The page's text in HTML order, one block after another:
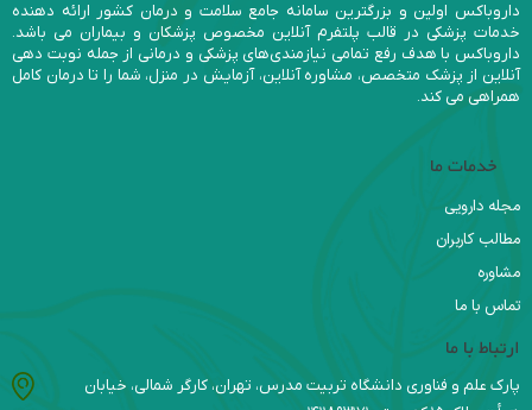
داروباکس اولین و بزرگترین سامانه جامع سلامت و درمان کشور ارائه دهنده
خدمات پزشکی در قالب پلتفرم آنلاین مخصوص پزشکان و بیماران می باشد.
داروباکس با هدف رفع تمامی نیازمندی‌های پزشکی و درمانی از جمله نوبت دهی
آنلاین از پزشک متخصص، مشاوره آنلاین، آزمایش در منزل، شما را تا درمان کامل
همراهی می کند.
خدمات ما
مجله دارویی
مطالب کاربران
مشاوره
تماس با ما
ارتباط با ما
پارک علم و فناوری دانشگاه تربیت مدرس، تهران، کارگر شمالی، خیابان